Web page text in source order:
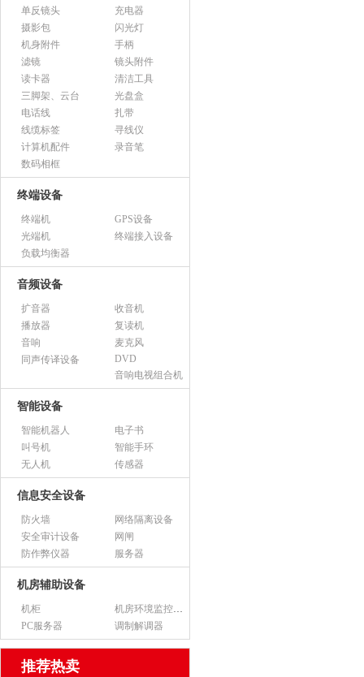
单反镜头
充电器
摄影包
闪光灯
机身附件
手柄
滤镜
镜头附件
读卡器
清洁工具
三脚架、云台
光盘盒
电话线
扎带
线缆标签
寻线仪
计算机配件
录音笔
数码相框
终端设备
终端机
GPS设备
光端机
终端接入设备
负载均衡器
音频设备
扩音器
收音机
播放器
复读机
音响
麦克风
同声传译设备
DVD
音响电视组合机
智能设备
智能机器人
电子书
叫号机
智能手环
无人机
传感器
信息安全设备
防火墙
网络隔离设备
安全审计设备
网闸
防作弊仪器
服务器
机房辅助设备
机柜
机房环境监控设备
PC服务器
调制解调器
推荐热卖